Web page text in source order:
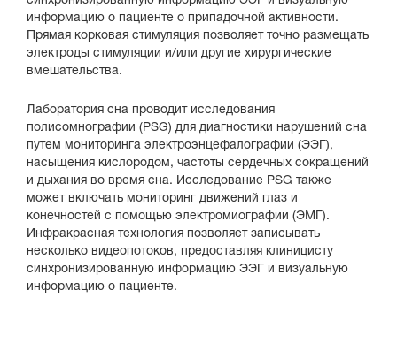
информацию о пациенте о припадочной активности.
Прямая корковая стимуляция позволяет точно размещать
электроды стимуляции и/или другие хирургические
вмешательства.
Лаборатория сна проводит исследования
полисомнографии (PSG) для диагностики нарушений сна
путем мониторинга электроэнцефалографии (ЭЭГ),
насыщения кислородом, частоты сердечных сокращений
и дыхания во время сна. Исследование PSG также
может включать мониторинг движений глаз и
конечностей с помощью электромиографии (ЭМГ).
Инфракрасная технология позволяет записывать
несколько видеопотоков, предоставляя клиницисту
синхронизированную информацию ЭЭГ и визуальную
информацию о пациенте.